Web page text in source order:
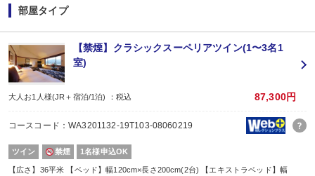
【お楽しみメニュー】
・記念日(誕生日・結婚記念日・ハネムーン)のお客様に、
夕食時のデザートを記念日バージョンにアレンジしてご用意(要事前予約)
※記念日の前後30日間が適応です。証明できるものをお持ちください。
※ご希望の場合は、予約条件入力の画面で該当の記念日内容をお選びくださ
※1名様1室でご利用の場合、誕生日以外は適用できません。
【ご案内】
【2名1室でご利用の場合】おとな1名＋こども1名OK♪
■2名1室ご利用の場合、
おとな1名＋こども1名ご利用でも、お子様はこども代金でOK♪
部屋タイプ
【禁煙】クラシックスーペリアツイン(1〜3名1
室)
大人お1人様(JR＋宿泊/1泊) ：税込 87,300円
コースコード：WA3201132-19T103-08060219
ツイン 禁煙 1名様申込OK
【広さ】36平米 【ベッド】幅120cm×長さ200cm(2台) 【エキストラベッド】幅